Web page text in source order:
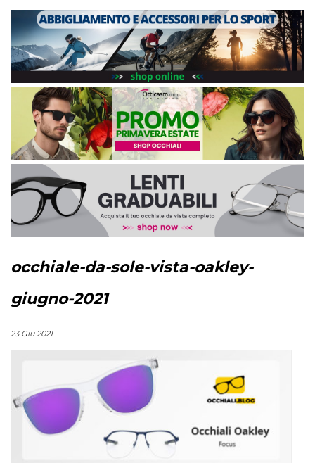
occhiale-da-sole-vista-oakley-
giugno-2021
23 Giu 2021